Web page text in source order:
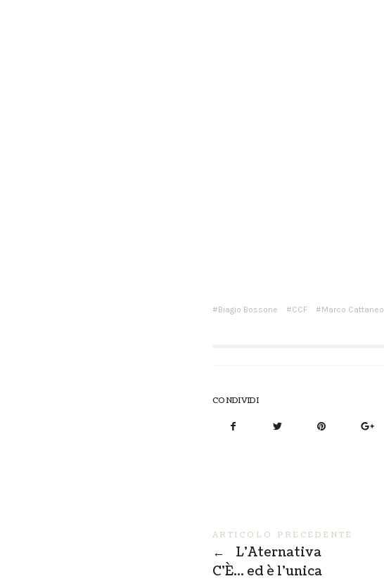
Biagio Bossone CCF Marco Cattaneo
CONDIVIDI
ARTICOLO PRECEDENTE
←
L’Aternativa
C’È… ed è l’unica